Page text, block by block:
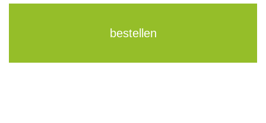
bestellen